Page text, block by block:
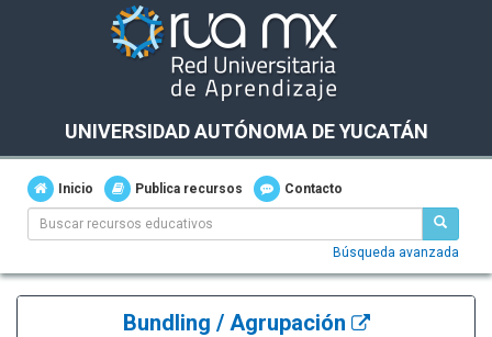
UNIVERSIDAD AUTÓNOMA DE YUCATÁN
Inicio Publica recursos Contacto
Búsqueda avanzada
Bundling / Agrupación